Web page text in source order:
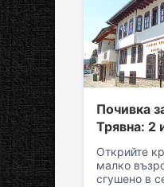
Почивка
Трявна: 2
със
Открийте
малко
сгушено в